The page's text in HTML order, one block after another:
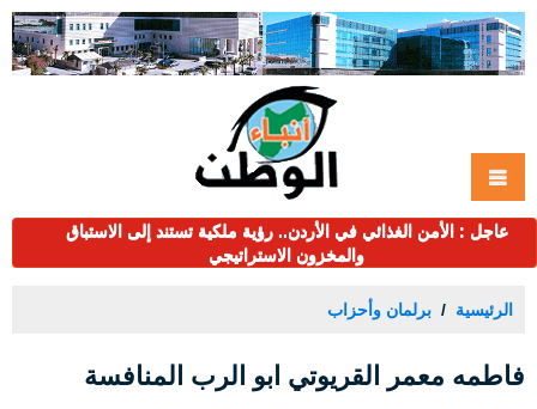
عاجل : الأمن الغذائي في الأردن.. رؤية ملكية تستند إلى الاستباق
والمخزون الاستراتيجي
الرئيسية برلمان وأحزاب
فاطمه معمر القريوتي ابو الرب المنافسة